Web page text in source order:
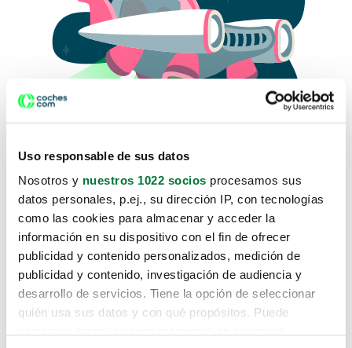
Uso responsable de sus datos
Nosotros y nuestros 1022 socios procesamos sus
datos personales, p.ej., su dirección IP, con tecnologías
como las cookies para almacenar y acceder la
información en su dispositivo con el fin de ofrecer
publicidad y contenido personalizados, medición de
publicidad y contenido, investigación de audiencia y
desarrollo de servicios. Tiene la opción de seleccionar
quién usa sus datos y con qué propósitos. Puede
Lo sentimos, no sabemos como
te hemos traido hasta aquí.
Pero puedes encontrar el coche que estás
buscando en alguno de estos enlaces: